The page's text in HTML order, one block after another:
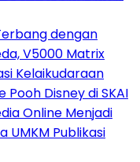
dengan
V5000 Matrix
Kelaikudaraan
Disney di SKAI
Online Menjadi
UMKM Publikasi